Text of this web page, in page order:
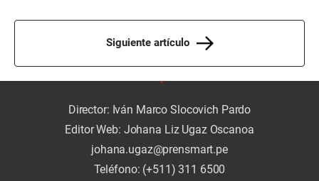
Siguiente artículo
Director: Iván Marco Slocovich Pardo
Editor Web: Johana Liz Ugaz Oscanoa
johana.ugaz@prensmart.pe
Teléfono: (+511) 311 6500